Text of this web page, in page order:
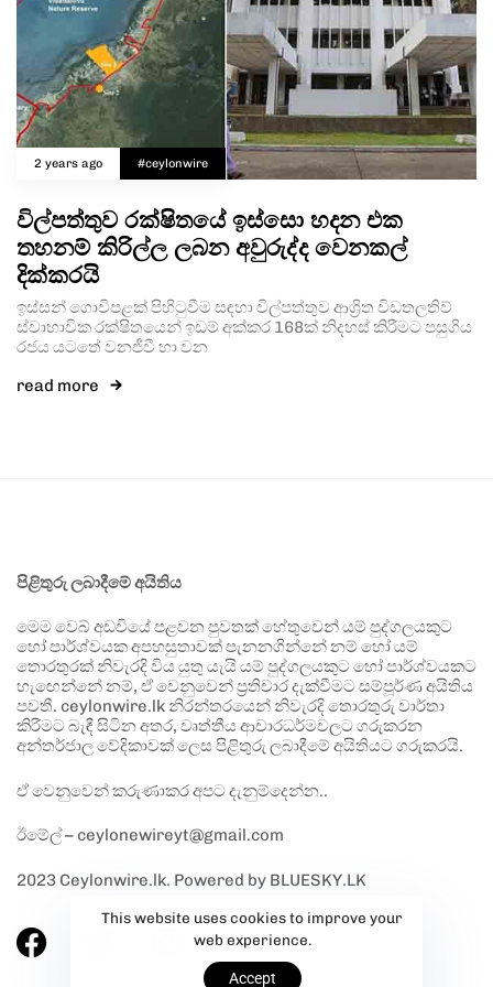
2 years ago #ceylonwire
විල්පත්තුව රක්ෂිතයේ ඉස්සො හදන එක
තහනම් කිරිල්ල ලබන අවුරුද්ද වෙනකල්
දික්කරයි
ඉස්සන් ගොවිපළක් පිහිටුවීම සඳහා විල්පත්තුව ආශ්‍රිත විඩතලතිව්
ස්වාභාවික රක්ෂිතයෙන් ඉඩම් අක්කර 168ක් නිදහස් කිරීමට පසුගිය
රජය යටතේ වනජීවී හා වන
read more
පිළිතුරු ලබාදීමේ අයිතිය
මෙම වෙබ් අඩවියේ පළවන පුවතක් හේතුවෙන් යම් පුද්ගලයකුට
හෝ පාර්ශ්වයක අපහසුතාවක් පැනනගින්නේ නම් හෝ යම්
තොරතුරක් නිවැරදි විය යුතු යැයි යම් පුද්ගලයකුට හෝ පාර්ශ්වයකට
හැඟෙන්නේ නම්, ඒ වෙනුවෙන් ප්‍රතිචාර දැක්වීමට සම්පූර්ණ අයිතිය
පවතී. ceylonwire.lk නිරන්තරයෙන් නිවැරදි තොරතුරු වාර්තා
කිරීමට බැඳී සිටින අතර, වෘත්තීය ආචාරධර්මවලට ගරුකරන
අන්තර්ජාල වේදිකාවක් ලෙස පිළිතුරු ලබාදීමේ අයිතියට ගරුකරයි.
ඒ වෙනුවෙන් කරුණාකර අපට දැනුම්දෙන්න..
ඊමේල් – ceylonewireyt@gmail.com
2023 Ceylonwire.lk. Powered by BLUESKY.LK
This website uses cookies to improve your
web experience.
Accept